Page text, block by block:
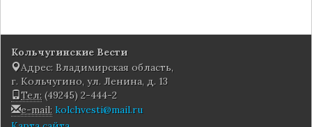
Кольчугинские Вести
Адрес: Владимирская область,
г. Кольчугино, ул. Ленина, д. 13
Тел: (49245) 2-444-2
e-mail: kolchvesti@mail.ru